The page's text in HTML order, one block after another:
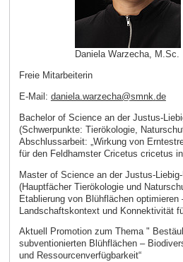
Daniela Warzecha, M.Sc.
Freie Mitarbeiterin
E-Mail: daniela.warzecha@smnk.de
Bachelor of Science an der Justus-
(Schwerpunkte: Tierökologie,
Abschlussarbeit: „Wirkung von
für den Feldhamster Cricetus cricetus
Master of Science an der Justus-
(Hauptfächer Tierökologie und
Etablierung von Blühflächen optimieren
Landschaftskontext und Konnektivität
Aktuell Promotion zum Thema "
subventionierten Blühflächen –
und Ressourcenverfügbarkeit“